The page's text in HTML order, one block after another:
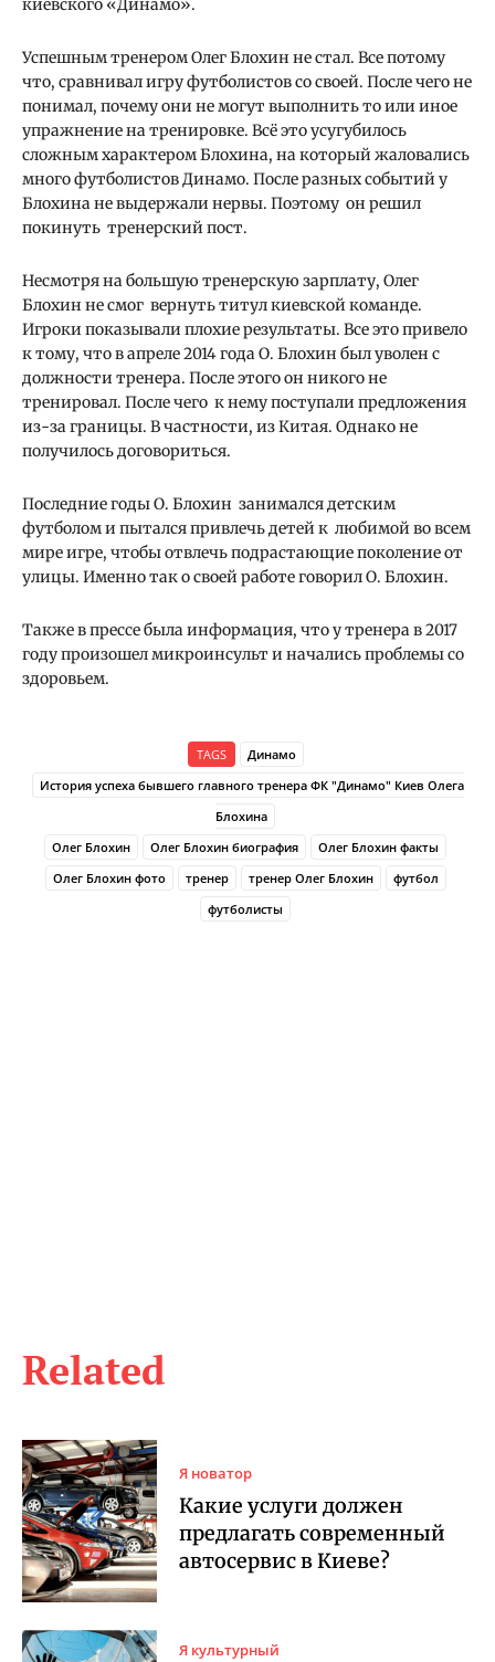
Related
Я новатор
Какие услуги должен
предлагать современный
автосервис в Киеве?
Я культурный
киевского «Динамо».
Успешным тренером Олег Блохин не стал. Все потому
что, сравнивал игру футболистов со своей. После чего не
понимал, почему они не могут выполнить то или иное
упражнение на тренировке. Всё это усугубилось
сложным характером Блохина, на который жаловались
много футболистов Динамо. После разных событий у
Блохина не выдержали нервы. Поэтому он решил
покинуть тренерский пост.
Несмотря на большую тренерскую зарплату, Олег
Блохин не смог вернуть титул киевской команде.
Игроки показывали плохие результаты. Все это привело
к тому, что в апреле 2014 года О. Блохин был уволен с
должности тренера. После этого он никого не
тренировал. После чего к нему поступали предложения
из-за границы. В частности, из Китая. Однако не
получилось договориться.
Последние годы О. Блохин занимался детским
футболом и пытался привлечь детей к любимой во всем
мире игре, чтобы отвлечь подрастающие поколение от
улицы. Именно так о своей работе говорил О. Блохин.
Также в прессе была информация, что у тренера в 2017
году произошел микроинсульт и начались проблемы со
здоровьем.
TAGS
Динамо
История успеха бывшего главного тренера ФК "Динамо" Киев Олега
Блохина
Олег Блохин
Олег Блохин биография
Олег Блохин факты
Олег Блохин фото
тренер тренер Олег Блохин
футбол
футболисты